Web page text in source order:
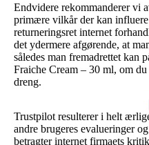
Endvidere rekommanderer vi
primære vilkår der kan
returneringsret internet
det ydermere afgørende, at
således man fremadrettet kan
Fraiche Cream – 30 ml, om
dreng.
Trustpilot resulterer i helt
andre brugeres evalueringer
betragter internet firmaets